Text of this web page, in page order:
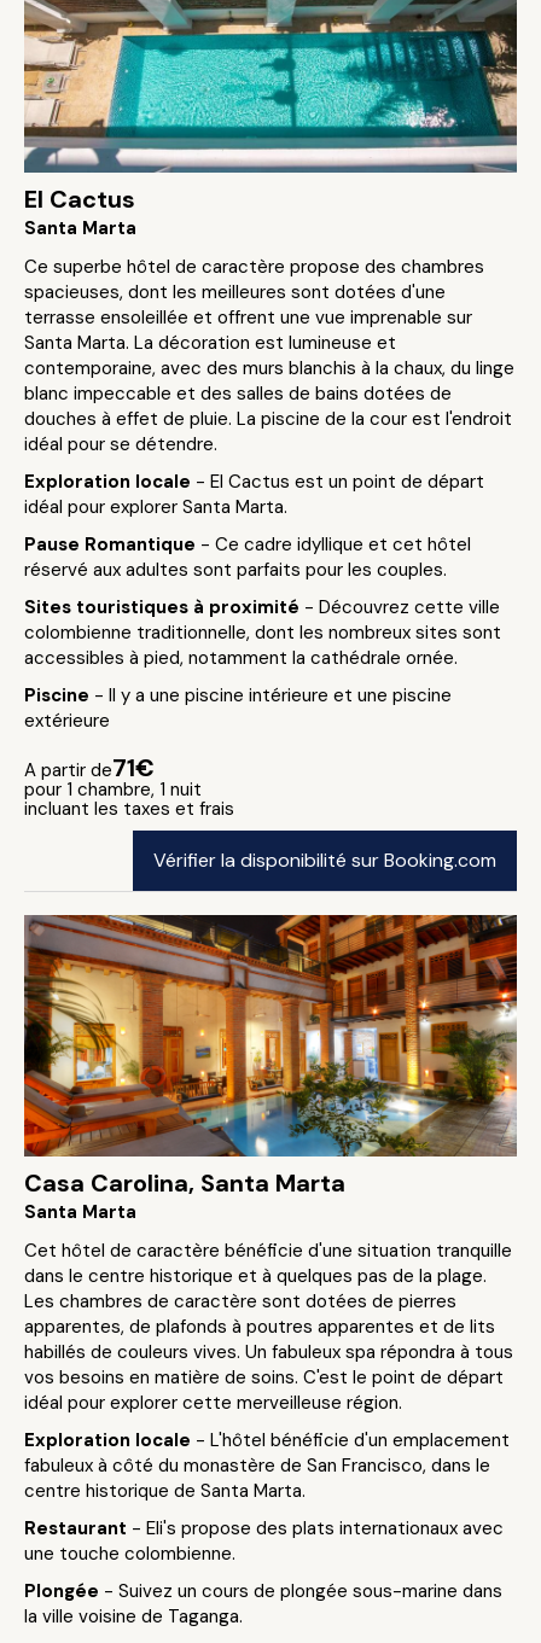
El Cactus
Santa Marta
Ce superbe hôtel de caractère propose des chambres
spacieuses, dont les meilleures sont dotées d'une
terrasse ensoleillée et offrent une vue imprenable sur
Santa Marta. La décoration est lumineuse et
contemporaine, avec des murs blanchis à la chaux, du linge
blanc impeccable et des salles de bains dotées de
douches à effet de pluie. La piscine de la cour est l'endroit
idéal pour se détendre.
Exploration locale - El Cactus est un point de départ
idéal pour explorer Santa Marta.
Pause Romantique - Ce cadre idyllique et cet hôtel
réservé aux adultes sont parfaits pour les couples.
Sites touristiques à proximité - Découvrez cette ville
colombienne traditionnelle, dont les nombreux sites sont
accessibles à pied, notamment la cathédrale ornée.
Piscine - Il y a une piscine intérieure et une piscine
extérieure
A partir de71€
pour 1 chambre, 1 nuit
incluant les taxes et frais
Vérifier la disponibilité sur Booking.com
Casa Carolina, Santa Marta
Santa Marta
Cet hôtel de caractère bénéficie d'une situation tranquille
dans le centre historique et à quelques pas de la plage.
Les chambres de caractère sont dotées de pierres
apparentes, de plafonds à poutres apparentes et de lits
habillés de couleurs vives. Un fabuleux spa répondra à tous
vos besoins en matière de soins. C'est le point de départ
idéal pour explorer cette merveilleuse région.
Exploration locale - L'hôtel bénéficie d'un emplacement
fabuleux à côté du monastère de San Francisco, dans le
centre historique de Santa Marta.
Restaurant - Eli's propose des plats internationaux avec
une touche colombienne.
Plongée - Suivez un cours de plongée sous-marine dans
la ville voisine de Taganga.